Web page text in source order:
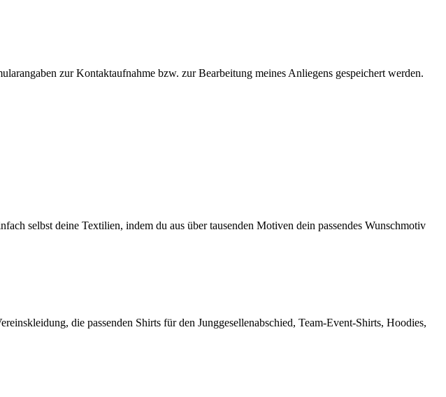
zur Kontaktaufnahme bzw. zur Bearbeitung meines Anliegens gespeichert werden.
selbst deine Textilien, indem du aus über tausenden Motiven dein passendes Wunschmotiv
die passenden Shirts für den Junggesellenabschied, Team-Event-Shirts, Hoodies,